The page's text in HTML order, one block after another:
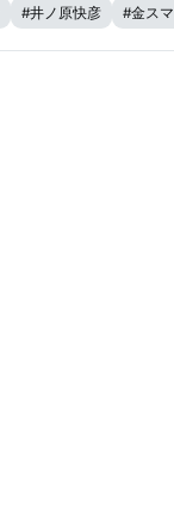
#井ノ原快彦 #金スマ